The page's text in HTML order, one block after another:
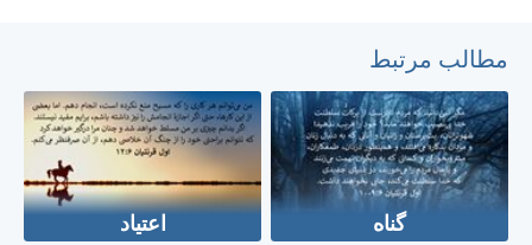
مطالب مرتبط
گناه اعتیاد